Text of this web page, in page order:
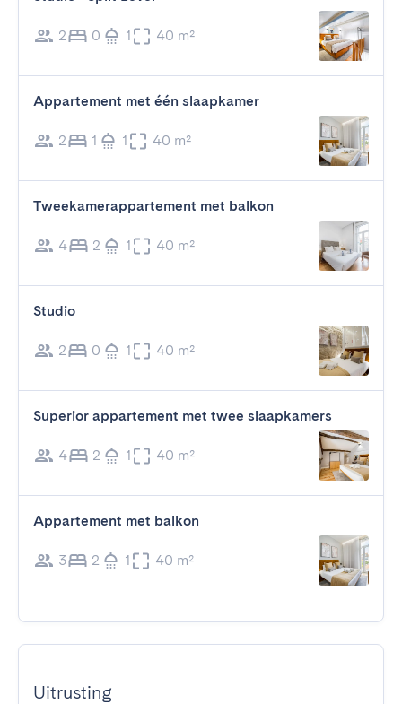
2 0 1 40 m²
Appartement met één slaapkamer
2 1 1 40 m²
Tweekamerappartement met balkon
4 2 1 40 m²
Studio
2 0 1 40 m²
Superior appartement met twee slaapkamers
4 2 1 40 m²
Appartement met balkon
3 2 1 40 m²
Uitrusting